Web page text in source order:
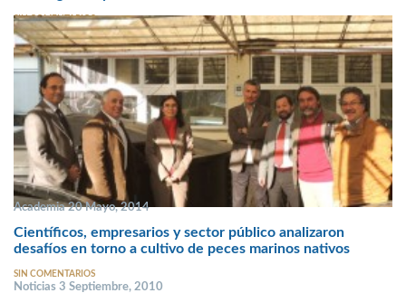
SIN COMENTARIOS
Academia 20 Mayo, 2014
Científicos, empresarios y sector público analizaron
desafíos en torno a cultivo de peces marinos nativos
SIN COMENTARIOS
Noticias 3 Septiembre, 2010